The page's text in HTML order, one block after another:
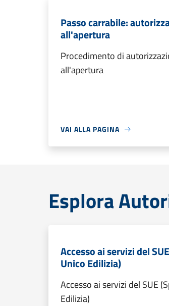
Passo carrabile:
all'apertura
Procedimento di
all'apertura
VAI ALLA PAGINA
Esplora
Accesso ai servizi del
Unico Edilizia)
Accesso ai servizi del SUE
Edilizia)